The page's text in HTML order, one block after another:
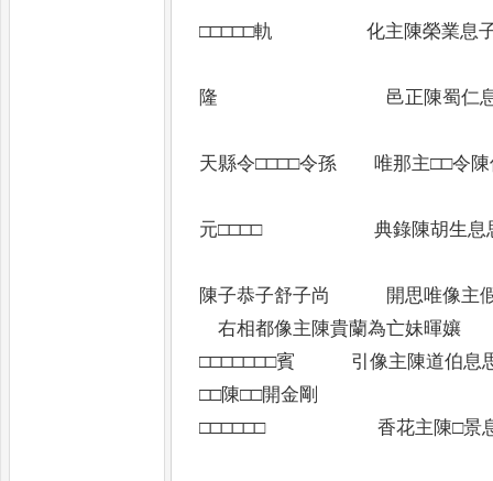
□□□□□軌 化主陳榮業息子
隆 邑正陳蜀仁息定
天縣令□□□□令孫 唯那主□□令陳
元□□□□ 典錄陳胡生息
陳子恭子舒子尚 開思唯像主假
右相都像主陳貴蘭為亡妹暉
□□□□□□□賓 引像主陳道伯息
□□陳□□開金剛 都
□□□□□□ 香花主陳□景息